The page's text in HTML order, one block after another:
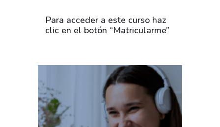
Para acceder a este curso haz
clic en el botón “Matricularme”